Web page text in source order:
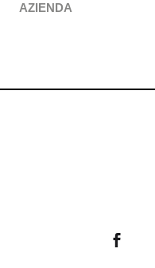
AZIENDA